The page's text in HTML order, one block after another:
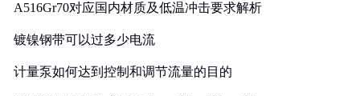
A516Gr70对应国内材质及低温冲击要求解析
镀镍钢带可以过多少电流
计量泵如何达到控制和调节流量的目的